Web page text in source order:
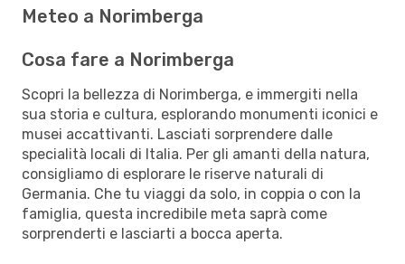
Meteo a Norimberga
Cosa fare a Norimberga
Scopri la bellezza di Norimberga, e immergiti nella
sua storia e cultura, esplorando monumenti iconici e
musei accattivanti. Lasciati sorprendere dalle
specialità locali di Italia. Per gli amanti della natura,
consigliamo di esplorare le riserve naturali di
Germania. Che tu viaggi da solo, in coppia o con la
famiglia, questa incredibile meta saprà come
sorprenderti e lasciarti a bocca aperta.